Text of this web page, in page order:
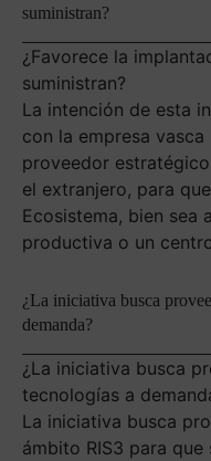
suministran?
¿Favorece la
suministran?
La intención de esta
con la empresa
proveedor
el extranjero, para
Ecosistema, bien sea
productiva o un
¿La iniciativa busca
demanda?
¿La iniciativa busca
tecnologías a
La iniciativa busca
ámbito RIS3 para